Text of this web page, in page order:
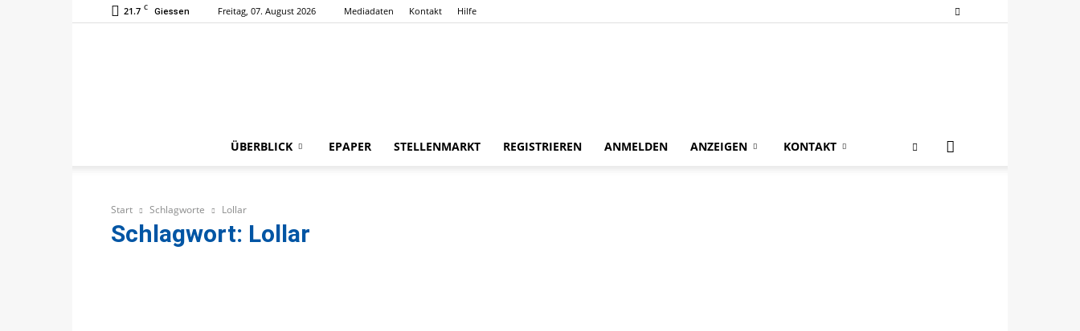
21.7 C Giessen Freitag, 07. August 2026 Mediadaten Kontakt Hilfe
ÜBERBLICK EPAPER STELLENMARKT REGISTRIEREN ANMELDEN ANZEIGEN KONTAKT
Start Schlagworte Lollar
Schlagwort: Lollar